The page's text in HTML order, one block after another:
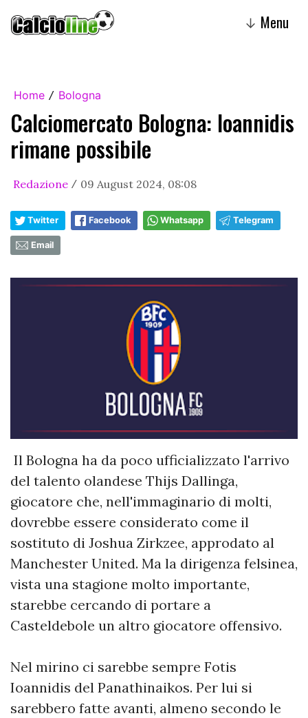
↓ Menu
Home / Bologna
Calciomercato Bologna: Ioannidis
rimane possibile
Redazione / 09 August 2024, 08:08
Twitter Facebook Whatsapp Telegram
Email
Il Bologna ha da poco ufficializzato l'arrivo
del talento olandese Thijs Dallinga,
giocatore che, nell'immaginario di molti,
dovrebbe essere considerato come il
sostituto di Joshua Zirkzee, approdato al
Manchester United. Ma la dirigenza felsinea,
vista una stagione molto importante,
starebbe cercando di portare a
Casteldebole un altro giocatore offensivo.
Nel mirino ci sarebbe sempre Fotis
Ioannidis del Panathinaikos. Per lui si
sarebbero fatte avanti, almeno secondo le